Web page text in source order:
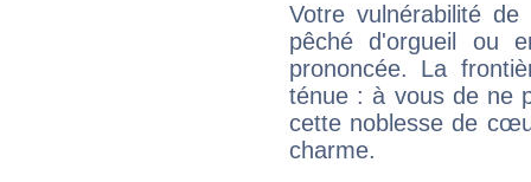
Votre vulnérabilité
pêché d'orgueil ou
prononcée. La
ténue : à vous de ne
cette noblesse de
charme.